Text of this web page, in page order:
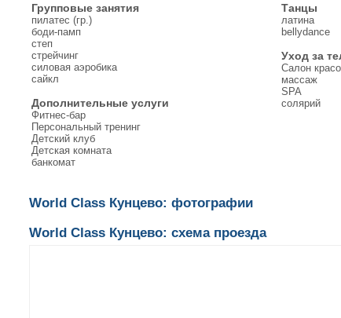
Групповые занятия
пилатес (гр.)
боди-памп
степ
стрейчинг
силовая аэробика
сайкл
Дополнительные услуги
Фитнес-бар
Персональный тренинг
Детский клуб
Детская комната
банкомат
Танцы
латина
bellydance
Уход за
Салон
массаж
SPA
солярий
World Class Кунцево: фотографии
World Class Кунцево: схема проезда